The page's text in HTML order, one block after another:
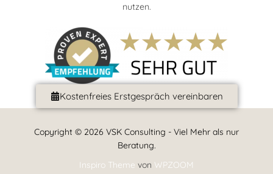
nutzen.
Kostenfreies Erstgespräch vereinbaren
Copyright © 2026 VSK Consulting - Viel Mehr als nur
Beratung.
Inspiro Theme von WPZOOM